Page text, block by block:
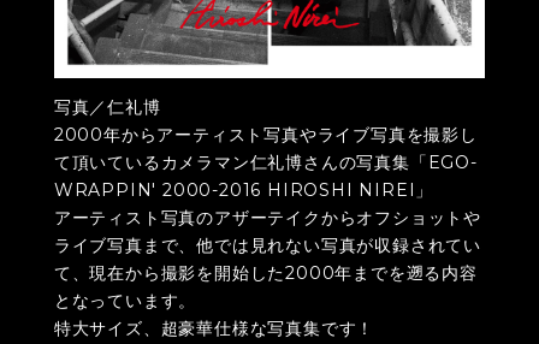
写真／仁礼博
2000年からアーティスト写真やライブ写真を撮影し
て頂いているカメラマン仁礼博さんの写真集「EGO-
WRAPPIN' 2000-2016 HIROSHI NIREI」
アーティスト写真のアザーテイクからオフショットや
ライブ写真まで、他では見れない写真が収録されてい
て、現在から撮影を開始した2000年までを遡る内容
となっています。
特大サイズ、超豪華仕様な写真集です！